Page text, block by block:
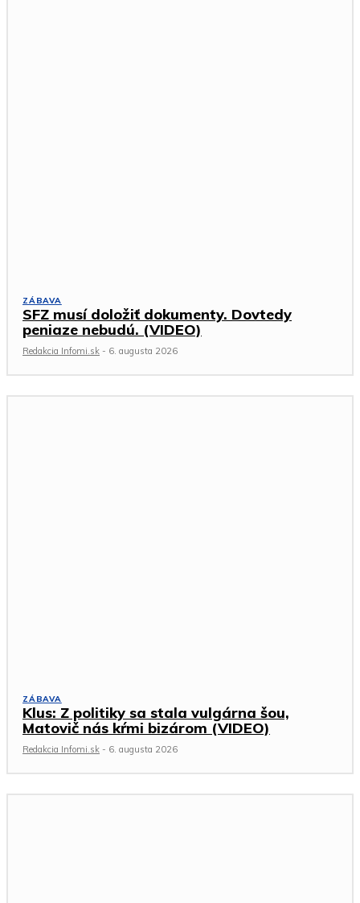
ZÁBAVA
SFZ musí doložiť dokumenty. Dovtedy
peniaze nebudú. (VIDEO)
Redakcia Infomi.sk - 6. augusta 2026
ZÁBAVA
Klus: Z politiky sa stala vulgárna šou,
Matovič nás kŕmi bizárom (VIDEO)
Redakcia Infomi.sk - 6. augusta 2026